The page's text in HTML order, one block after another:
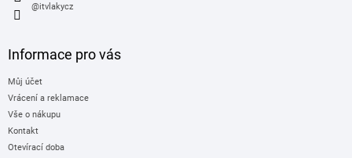
@itvlakycz
Informace pro vás
Můj účet
Vrácení a reklamace
Vše o nákupu
Kontakt
Otevírací doba